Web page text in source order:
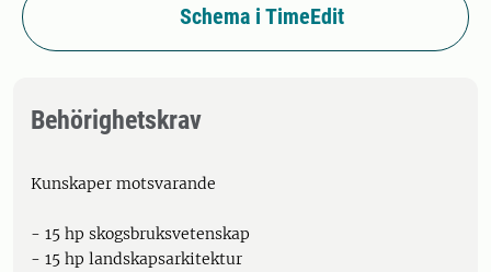
Schema i TimeEdit
Behörighetskrav
Kunskaper motsvarande
- 15 hp skogsbruksvetenskap
- 15 hp landskapsarkitektur